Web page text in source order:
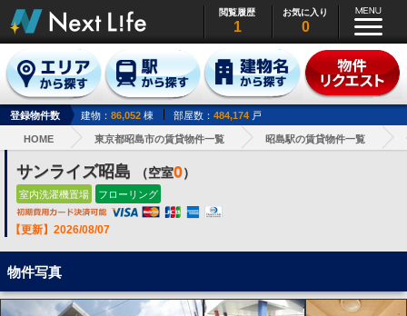
閲覧履歴
1
お気に入り
0
登録物件数 建物： 86,052 棟 部屋数： 484,174 戸
HOME 東京都昭島市の賃貸物件一覧 昭島駅の賃貸物件一覧
サンライズ昭島 （空室0）
室内洗濯機置場 フローリング
【更新】2026/08/07
物件写真